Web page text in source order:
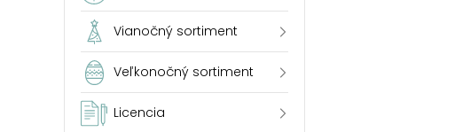
Vianočný sortiment
Veľkonočný sortiment
Licencia